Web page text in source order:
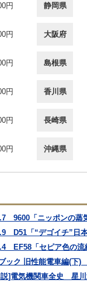
円 静岡県
円 大阪府
円 島根県
円 香川県
円 長崎県
円 沖縄県
9600「ニッポンの
D51「“デゴイチ”
EF58「セピア色の
ック 旧性能電車編(
説]電気機関車全史 星